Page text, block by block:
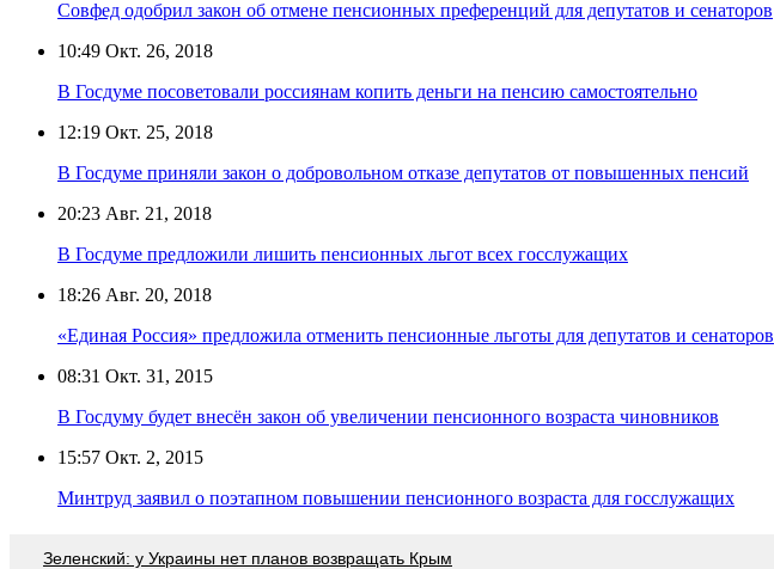
Совфед одобрил закон об отмене пенсионных преференций для депутатов и сенаторов
10:49 Окт. 26, 2018
В Госдуме посоветовали россиянам копить деньги на пенсию самостоятельно
12:19 Окт. 25, 2018
В Госдуме приняли закон о добровольном отказе депутатов от повышенных пенсий
20:23 Авг. 21, 2018
В Госдуме предложили лишить пенсионных льгот всех госслужащих
18:26 Авг. 20, 2018
«Единая Россия» предложила отменить пенсионные льготы для депутатов и сенаторов
08:31 Окт. 31, 2015
В Госдуму будет внесён закон об увеличении пенсионного возраста чиновников
15:57 Окт. 2, 2015
Минтруд заявил о поэтапном повышении пенсионного возраста для госслужащих
Зеленский: у Украины нет планов возвращать Крым